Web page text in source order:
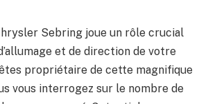
Sebring joue un rôle crucial
et de direction de votre
propriétaire de cette magnifique
vous interrogez sur le nombre de